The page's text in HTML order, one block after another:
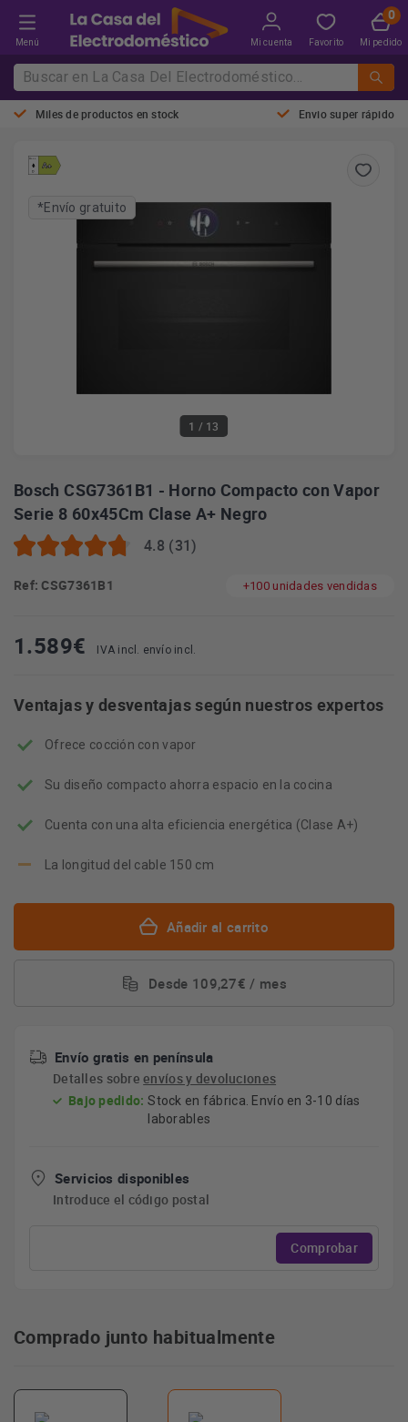
Menú Mi cuenta Favorito Mi pedido
Miles de productos en stock Envio super rápido
1 / 13
*Envío gratuito
Bosch CSG7361B1 - Horno Compacto con Vapor
Serie 8 60x45Cm Clase A+ Negro
4.8 (31)
Ref: CSG7361B1 +100 unidades vendidas
1.589€ IVA incl. envío incl.
Ventajas y desventajas según nuestros expertos
Ofrece cocción con vapor
Su diseño compacto ahorra espacio en la cocina
Cuenta con una alta eficiencia energética (Clase A+)
La longitud del cable 150 cm
Añadir al carrito
Desde 109,27€ / mes
Envío gratis en península
Detalles sobreenvíos y devoluciones
Bajo pedido: Stock en fábrica. Envío en 3-10 días
laborables
Servicios disponibles
Introduce el código postal
Comprobar
Comprado junto habitualmente